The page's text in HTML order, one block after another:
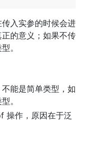
入实参的时候会进
的意义；如果不传
。
能是简单类型，如
。
操作，原因在于泛